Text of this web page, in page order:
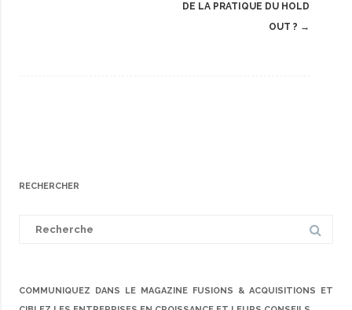
DE LA PRATIQUE DU HOLD
OUT ? →
RECHERCHER
COMMUNIQUEZ DANS LE MAGAZINE FUSIONS & ACQUISITIONS ET